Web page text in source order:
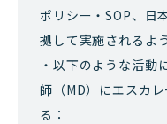
ポリシー・SOP、日
拠して実施されるよ
・以下のような活動
師（MD）にエスカ
る：